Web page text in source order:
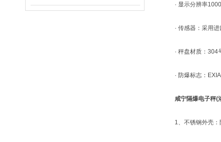
· 显示分辨率
· 传感器：采用进
· 秤盘材质：304号
· 防爆标志：EXIA
咸宁隔爆电子秤(
1、不锈钢外壳：